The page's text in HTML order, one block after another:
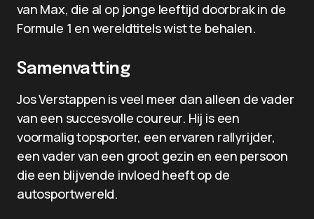
van Max, die al op jonge leeftijd doorbrak in de
Formule 1 en wereldtitels wist te behalen.
Samenvatting
Jos Verstappen is veel meer dan alleen de vader
van een succesvolle coureur. Hij is een
voormalig topsporter, een ervaren rallyrijder,
een vader van een groot gezin en een persoon
die een blijvende invloed heeft op de
autosportwereld.